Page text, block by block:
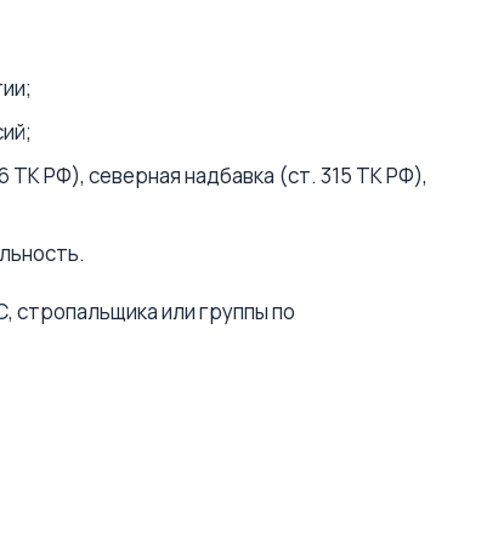
РФ), северная надбавка (ст. 315 ТК РФ),
стропальщика или группы по